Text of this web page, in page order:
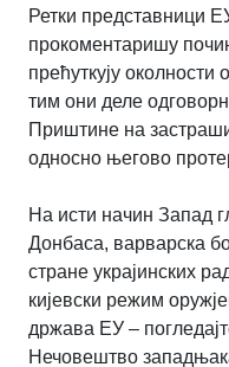
Ретки представници
прокоментаришу
прећуткују
тим они деле
Приштине на
односно његово
На исти начин Запад
Донбаса, варварска
стране украјинских
кијевски режим
држава ЕУ –
Нечовештво